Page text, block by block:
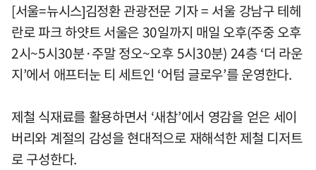
[서울=뉴시스]김정환 관광전문 기자 = 서울 강남구 테헤
란로 파크 하얏트 서울은 30일까지 매일 오후(주중 오후
2시~5시30분·주말 정오~오후 5시30분) 24층 ‘더 라운
지’에서 애프터눈 티 세트인 ‘어텀 글로우’를 운영한다.
제철 식재료를 활용하면서 ‘새참’에서 영감을 얻은 세이
버리와 계절의 감성을 현대적으로 재해석한 제철 디저트
로 구성한다.